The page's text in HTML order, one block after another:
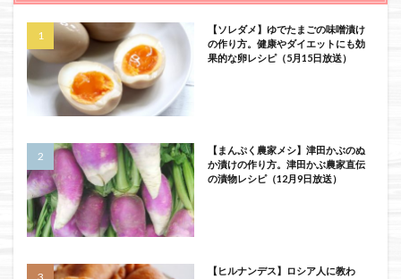
【ソレダメ】ゆでたまごの味噌漬け
の作り方。健康やダイエットにも効
果的な卵レシピ（5月15日放送）
【まんぷく農家メシ】津田かぶのぬ
か漬けの作り方。津田かぶ農家直伝
の漬物レシピ（12月9日放送）
【ヒルナンデス】ロシア人に教わ